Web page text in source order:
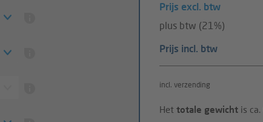
Prijs excl. btw
plus btw (21%)
Prijs incl. btw
incl. verzending
Het totale gewicht is ca.